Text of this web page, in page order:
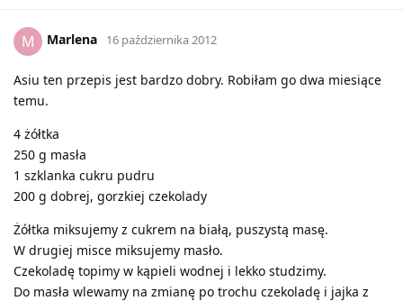
M Marlena 16 października 2012
Asiu ten przepis jest bardzo dobry. Robiłam go dwa miesiące
temu.
4 żółtka
250 g masła
1 szklanka cukru pudru
200 g dobrej, gorzkiej czekolady
Żółtka miksujemy z cukrem na białą, puszystą masę.
W drugiej misce miksujemy masło.
Czekoladę topimy w kąpieli wodnej i lekko studzimy.
Do masła wlewamy na zmianę po trochu czekoladę i jajka z